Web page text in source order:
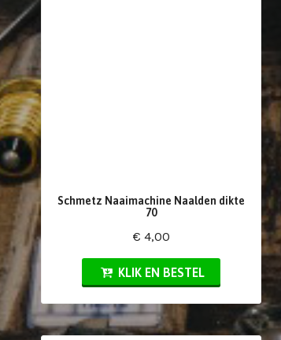
Schmetz Naaimachine Naalden dikte
70
€ 4,00
KLIK EN BESTEL